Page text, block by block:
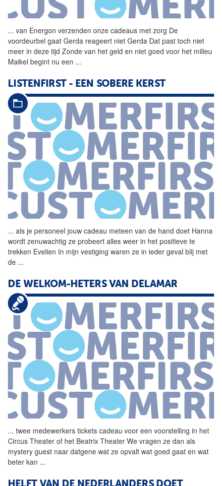
... van Energon verzenden onze cadeaus met zorg De
voordeurbel gaat Gerda reageert niet Gerda Dat past toch niet
meer in deze tijd Zonde van het geld en niet goed voor het milieu
Maikel begint nu een ...
LISTENFIRST - EEN SOBERE KERST
... als je personeel jouw cadeau meteen van de hand doet Hanna
wordt zenuwachtig ze probeert alles weer in het positieve te
trekken Evelien In mijn vestiging waren ze in ieder geval blij met
de ...
DE WELKOM-HETERS VAN DELAMAR
... twee medewerkers tickets cadeau voor een voorstelling in het
Circus Theater of het Beatrix Theater We vragen ze dan als
mystery guest naar datgene wat ze opvalt wat goed gaat en wat
beter kan ...